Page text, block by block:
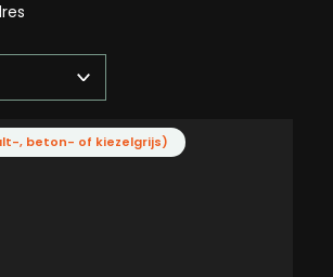
, beton- of kiezelgrijs)